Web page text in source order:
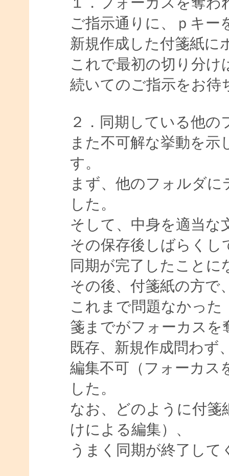
ご指示通りに、ｐキー
新規作成した付箋紙に
これで最初の切り分
続いてのご指示をお待
２．同期している他の
また不可解な挙動を
す。
まず、他のフォルダ
した。
そして、中身を適当な
その保存後しばらくし
同期が完了したことに
その後、付箋紙の方で
これまで問題なかっ
箋までがフォーカスを
既存、新規作成問わず
編集不可（フォーカス
した。
なお、どのように付箋
けによる編集）、
うまく同期が終了し